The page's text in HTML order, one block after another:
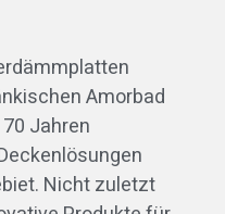
Amorbad
Jahren
Nicht zuletzt